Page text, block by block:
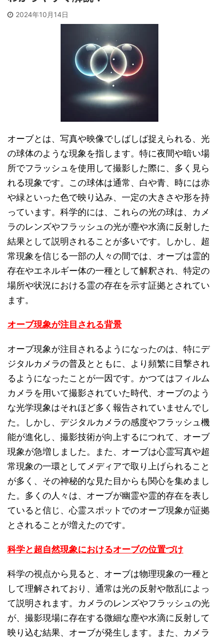
2024年10月14日
オーブとは、写真や映像でしばしば捉えられる、光
の球体のような現象を指します。特に夜間や暗い場
所でフラッシュを使用して撮影した際に、多く見ら
れる現象です。この球体は通常、白や青、時には赤
や緑といった色で映り込み、一定の大きさや形を持
っています。科学的には、これらの光の球は、カメ
ラのレンズやフラッシュの光が塵や水滴に反射した
結果として説明されることが多いです。しかし、超
常現象を信じる一部の人々の間では、オーブは霊的
存在やエネルギー体の一種として解釈され、特定の
場所や状況における霊の存在を示す証拠とされてい
ます。
オーブ現象が注目される背景
オーブ現象が注目されるようになったのは、特にデ
ジタルカメラの普及とともに、より頻繁に目撃され
るようになったことが一因です。かつてはフィルム
カメラを用いて撮影されていた時代、オーブのよう
な光学現象はそれほど多く報告されていませんでし
た。しかし、デジタルカメラの感度やフラッシュ機
能が進化し、撮影技術が向上するにつれて、オーブ
現象が急増しました。また、オーブは心霊写真や超
常現象の一環としてメディアで取り上げられること
が多く、その神秘的な見た目からも関心を集めまし
た。多くの人々は、オーブが幽霊や霊的存在を表し
ていると信じ、心霊スポットでのオーブ現象が証拠
とされることが増えたのです。
科学と超自然現象におけるオーブの位置づけ
科学の視点から見ると、オーブは物理現象の一種と
して理解されており、通常は光の反射や散乱によっ
て説明されます。カメラのレンズやフラッシュの光
が、撮影現場に存在する微細な塵や水滴に反射して
映り込む結果、オーブが発生します。また、カメラ